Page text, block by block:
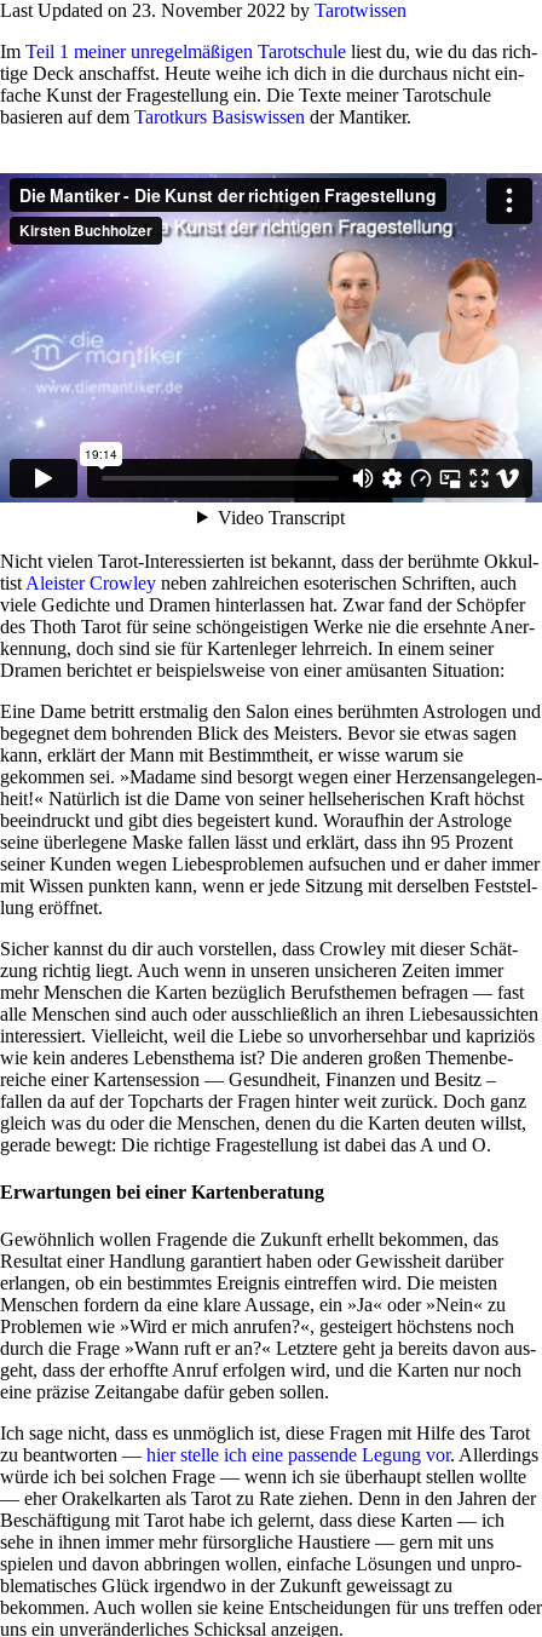
Last Updated on 23. November 2022 by Tarot­wissen
Im Teil 1 meiner unre­gel­mä­ßigen Tarot­schule liest du, wie du das rich­
tige Deck anschaffst. Heute weihe ich dich in die durchaus nicht ein­
fache Kunst der Fra­ge­stel­lung ein. Die Texte meiner Tarot­schule
basieren auf dem Tarot­kurs Basis­wissen der Mantiker.
Nicht vielen Tarot-Inter­es­sierten ist bekannt, dass der berühmte Okkul­
tist Alei­ster Crowley neben zahl­rei­chen eso­te­ri­schen Schriften, auch
viele Gedichte und Dramen hin­ter­lassen hat. Zwar fand der Schöpfer
des Thoth Tarot für seine schön­gei­stigen Werke nie die ersehnte Aner­
ken­nung, doch sind sie für Kar­ten­leger lehr­reich. In einem seiner
Dramen berichtet er bei­spiels­weise von einer amü­santen Situation:
Eine Dame betritt erst­malig den Salon eines berühmten Astro­logen und
begegnet dem boh­renden Blick des Mei­sters. Bevor sie etwas sagen
kann, erklärt der Mann mit Bestimmt­heit, er wisse warum sie
gekommen sei. »Madame sind besorgt wegen einer Her­zens­an­ge­le­gen­
heit!« Natür­lich ist die Dame von seiner hell­se­he­ri­schen Kraft höchst
beein­druckt und gibt dies begei­stert kund. Wor­aufhin der Astro­loge
seine über­le­gene Maske fallen lässt und erklärt, dass ihn 95 Pro­zent
seiner Kunden wegen Lie­bes­pro­blemen auf­su­chen und er daher immer
mit Wissen punkten kann, wenn er jede Sit­zung mit der­selben Fest­stel­
lung eröffnet.
Sicher kannst du dir auch vor­stellen, dass Crowley mit dieser Schät­
zung richtig liegt. Auch wenn in unseren unsi­cheren Zeiten immer
mehr Men­schen die Karten bezüg­lich Berufs­themen befragen — fast
alle Men­schen sind auch oder aus­schließ­lich an ihren Lie­bes­aus­sichten
inter­es­siert. Viel­leicht, weil die Liebe so unvor­her­sehbar und kapri­ziös
wie kein anderes Lebens­thema ist? Die anderen großen The­men­be­
reiche einer Kar­ten­ses­sion — Gesund­heit, Finanzen und Besitz –
fallen da auf der Top­charts der Fragen hinter weit zurück. Doch ganz
gleich was du oder die Men­schen, denen du die Karten deuten willst,
gerade bewegt: Die rich­tige Fra­ge­stel­lung ist dabei das A und O.
Erwartungen bei einer Kartenberatung
Gewöhn­lich wollen Fra­gende die Zukunft erhellt bekommen, das
Resultat einer Hand­lung garan­tiert haben oder Gewiss­heit dar­über
erlangen, ob ein bestimmtes Ereignis ein­treffen wird. Die mei­sten
Men­schen for­dern da eine klare Aus­sage, ein »Ja« oder »Nein« zu
Pro­blemen wie »Wird er mich anrufen?«, gestei­gert höch­stens noch
durch die Frage »Wann ruft er an?« Letz­tere geht ja bereits davon aus­
geht, dass der erhoffte Anruf erfolgen wird, und die Karten nur noch
eine prä­zise Zeit­an­gabe dafür geben sollen.
Ich sage nicht, dass es unmög­lich ist, diese Fragen mit Hilfe des Tarot
zu beant­worten — hier stelle ich eine pas­sende Legung vor. Aller­dings
würde ich bei sol­chen Frage — wenn ich sie über­haupt stellen wollte
— eher Ora­kel­karten als Tarot zu Rate ziehen. Denn in den Jahren der
Beschäf­ti­gung mit Tarot habe ich gelernt, dass diese Karten — ich
sehe in ihnen immer mehr für­sorg­liche Haus­tiere — gern mit uns
spielen und davon abbringen wollen, ein­fache Lösungen und unpro­
ble­ma­ti­sches Glück irgendwo in der Zukunft geweis­sagt zu
bekommen. Auch wollen sie keine Ent­schei­dungen für uns treffen oder
uns ein unver­än­der­li­ches Schicksal anzeigen.